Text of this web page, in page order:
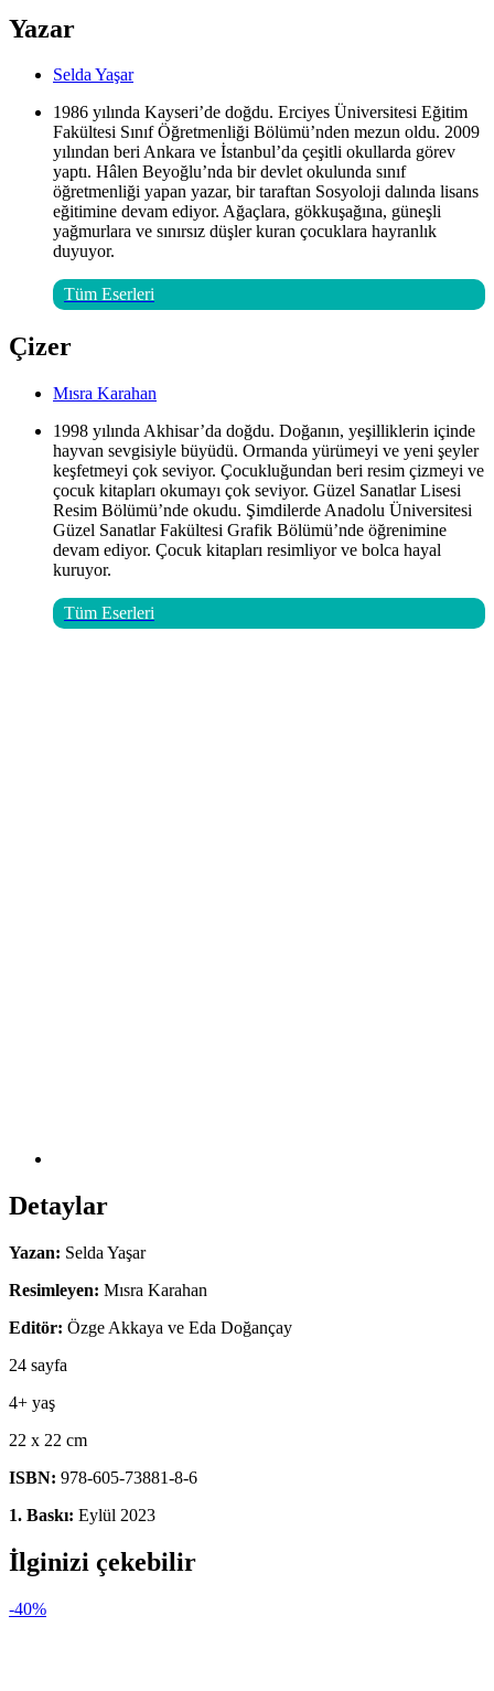
Yazar
Selda Yaşar
1986 yılında Kayseri’de doğdu. Erciyes Üniversitesi Eğitim
Fakültesi Sınıf Öğretmenliği Bölümü’nden mezun oldu. 2009
yılından beri Ankara ve İstanbul’da çeşitli okullarda görev
yaptı. Hâlen Beyoğlu’nda bir devlet okulunda sınıf
öğretmenliği yapan yazar, bir taraftan Sosyoloji dalında lisans
eğitimine devam ediyor. Ağaçlara, gökkuşağına, güneşli
yağmurlara ve sınırsız düşler kuran çocuklara hayranlık
duyuyor.
Çizer
Mısra Karahan
1998 yılında Akhisar’da doğdu. Doğanın, yeşilliklerin içinde
hayvan sevgisiyle büyüdü. Ormanda yürümeyi ve yeni şeyler
keşfetmeyi çok seviyor. Çocukluğundan beri resim çizmeyi ve
çocuk kitapları okumayı çok seviyor. Güzel Sanatlar Lisesi
Resim Bölümü’nde okudu. Şimdilerde Anadolu Üniversitesi
Güzel Sanatlar Fakültesi Grafik Bölümü’nde öğrenimine
devam ediyor. Çocuk kitapları resimliyor ve bolca hayal
kuruyor.
Detaylar
Yazan: Selda Yaşar
Resimleyen: Mısra Karahan
Editör: Özge Akkaya ve Eda Doğançay
24 sayfa
4+ yaş
22 x 22 cm
ISBN: 978-605-73881-8-6
1. Baskı: Eylül 2023
İlginizi çekebilir
-40%